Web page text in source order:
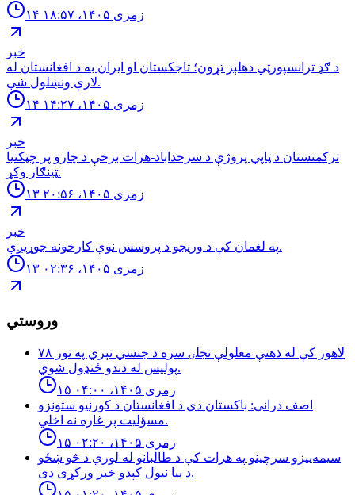
۱۴ زمری ۱۴۰۵، ۱۸:۵۷
خبر
د ګډ ترانسپورټي دهلېز تړون؛ تاجکستان او ایران به د افغانستان له
لارې ونښلول شي.
۱۴ زمری ۱۴۰۵، ۱۴:۲۷
خبر
تركمنستان د ټاپي پروژې د سرحداباد-هرات برخې د چارو پر چټكتيا
ټينګار وكړ.
۱۳ زمری ۱۴۰۵، ۲۰:۵۶
خبر
په لغمان كې د وريجو د پروسس نوې كارخونه جوړیږي.
۱۳ زمری ۱۴۰۵، ۰۲:۳۶
وروستي
لاهور کې له ذهنې معلولې نجلۍ سره د جنسي تېري په تور ٧٨
پوليس له دندو ځنډول شوي.
۱۵ زمری ۱۴۰۵، ۰۴:۰۰
اصف درانى: باكستان دي د افغانستان د كورنيو ستونزو
مسؤليت پر غاره نه اخلي.
۱۵ زمری ۱۴۰۵، ۰۲:۲۰
سیمه‌ییزو سرچینو په هرات کې د طالبانو له لوري د څو ښځو
د بیا نیول کېدو خبر ورکړی دی.